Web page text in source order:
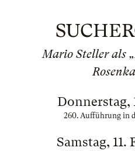
Mario Steller als
Donnerstag,
260. Aufführung in
Samstag, 11.